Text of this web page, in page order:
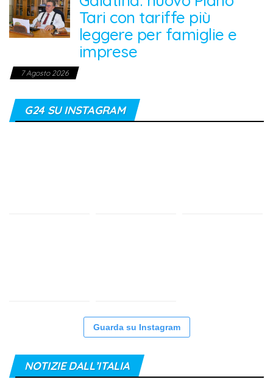
Tari con tariffe più
leggere per famiglie e
imprese
7 Agosto 2026
G24 SU INSTAGRAM
Guarda su Instagram
NOTIZIE DALL’ITALIA